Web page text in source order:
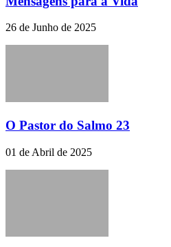
26 de Junho de 2025
O Pastor do Salmo 23
01 de Abril de 2025